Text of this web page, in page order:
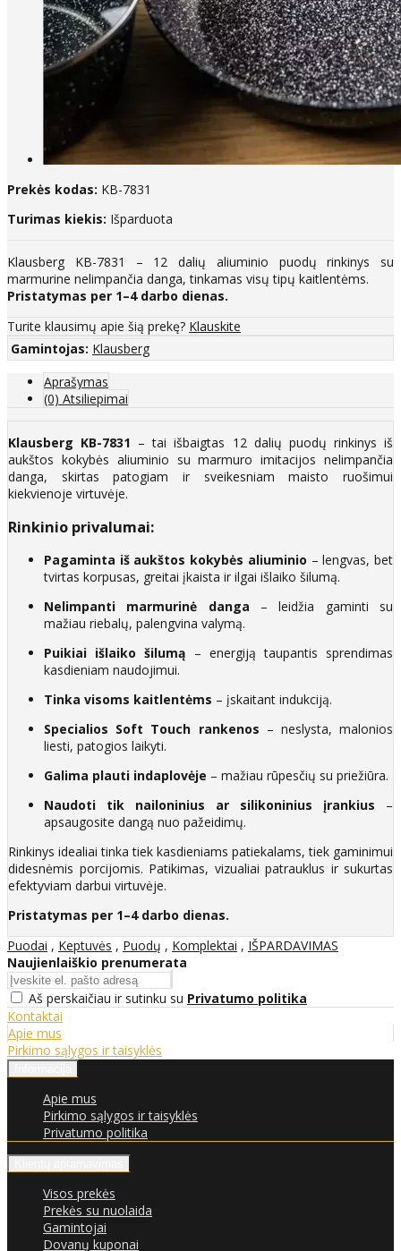
Prekės kodas: KB-7831
Turimas kiekis: Išparduota
Klausberg KB-7831 – 12 dalių aliuminio puodų rinkinys su
marmurine nelimpančia danga, tinkamas visų tipų kaitlentėms.
Pristatymas per 1–4 darbo dienas.
Turite klausimų apie šią prekę? Klauskite
Gamintojas: Klausberg
Aprašymas
(0) Atsiliepimai
Klausberg KB-7831 – tai išbaigtas 12 dalių puodų rinkinys iš
aukštos kokybės aliuminio su marmuro imitacijos nelimpančia
danga, skirtas patogiam ir sveikesniam maisto ruošimui
kiekvienoje virtuvėje.
Rinkinio privalumai:
Pagaminta iš aukštos kokybės aliuminio – lengvas, bet
tvirtas korpusas, greitai įkaista ir ilgai išlaiko šilumą.
Nelimpanti marmurinė danga – leidžia gaminti su
mažiau riebalų, palengvina valymą.
Puikiai išlaiko šilumą – energiją taupantis sprendimas
kasdieniam naudojimui.
Tinka visoms kaitlentėms – įskaitant indukciją.
Specialios Soft Touch rankenos – neslysta, malonios
liesti, patogios laikyti.
Galima plauti indaplovėje – mažiau rūpesčių su priežiūra.
Naudoti tik nailoninius ar silikoninius įrankius –
apsaugosite dangą nuo pažeidimų.
Rinkinys idealiai tinka tiek kasdieniams patiekalams, tiek gaminimui
didesnėmis porcijomis. Patikimas, vizualiai patrauklus ir sukurtas
efektyviam darbui virtuvėje.
Pristatymas per 1–4 darbo dienas.
Puodai , Keptuvės , Puodų , Komplektai , IŠPARDAVIMAS
Naujienlaiškio prenumerata
Aš perskaičiau ir sutinku su Privatumo politika
Kontaktai
Apie mus
Pirkimo sąlygos ir taisyklės
Apie mus
Pirkimo sąlygos ir taisyklės
Privatumo politika
Visos prekės
Prekės su nuolaida
Gamintojai
Dovanų kuponai